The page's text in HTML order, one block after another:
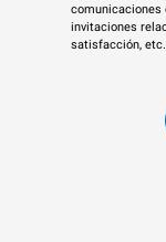
comunicaciones
invitaciones
satisfacción, etc.